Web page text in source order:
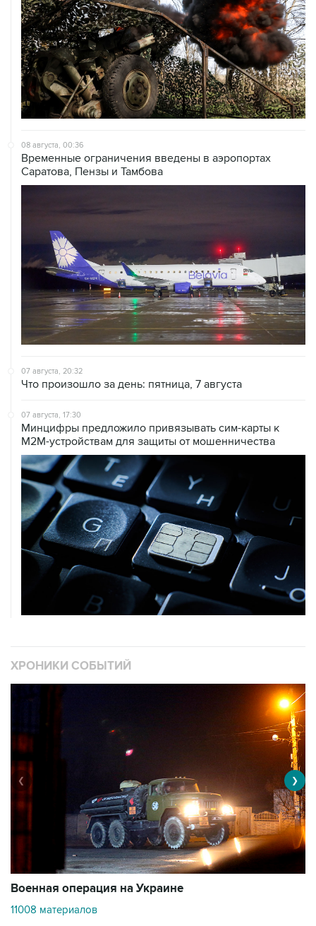
08 августа, 00:36
Временные ограничения введены в аэропортах
Саратова, Пензы и Тамбова
07 августа, 20:32
Что произошло за день: пятница, 7 августа
07 августа, 17:30
Минцифры предложило привязывать сим-карты к
M2M-устройствам для защиты от мошенничества
ХРОНИКИ СОБЫТИЙ
Военная операция на Украине
11008 материалов
❮ ❯